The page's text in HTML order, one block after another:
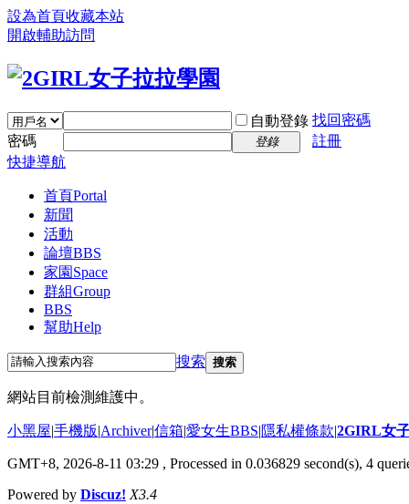
設為首頁收藏本站
開啟輔助訪問
自動登錄 找回密碼
密碼
登錄
註冊
快捷導航
首頁Portal
新聞
活動
論壇BBS
家園 Space
群組Group
BBS
幫助Help
搜索 搜索
網站目前檢測維護中。
小黑屋|手機版|Archiver|信箱|愛女生BBS|隱私權條款|2GIRL女
GMT+8, 2026-8-11 03:29 , Processed in 0.036829 second(s), 4
Powered by Discuz! X3.4